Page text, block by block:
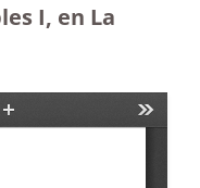
I, en La